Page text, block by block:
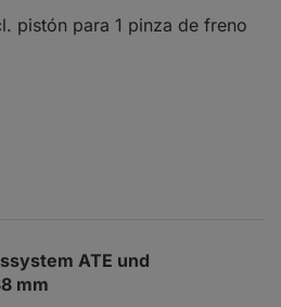
pistón para 1 pinza de freno
ATE und
mm